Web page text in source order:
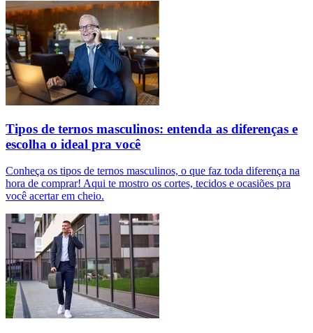
Tipos de ternos masculinos: entenda as diferenças e
escolha o ideal pra você
Conheça os tipos de ternos masculinos, o que faz toda diferença na
hora de comprar! Aqui te mostro os cortes, tecidos e ocasiões pra
você acertar em cheio.